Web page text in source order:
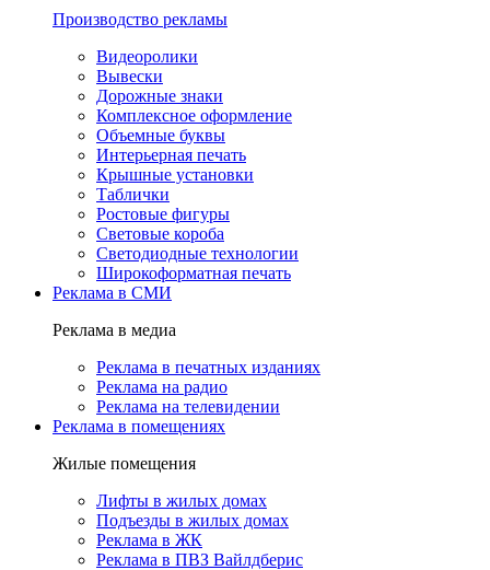
Производство рекламы
Видеоролики
Вывески
Дорожные знаки
Комплексное оформление
Объемные буквы
Интерьерная печать
Крышные установки
Таблички
Ростовые фигуры
Световые короба
Светодиодные технологии
Широкоформатная печать
Реклама в СМИ
Реклама в медиа
Реклама в печатных изданиях
Реклама на радио
Реклама на телевидении
Реклама в помещениях
Жилые помещения
Лифты в жилых домах
Подъезды в жилых домах
Реклама в ЖК
Реклама в ПВЗ Вайлдберис